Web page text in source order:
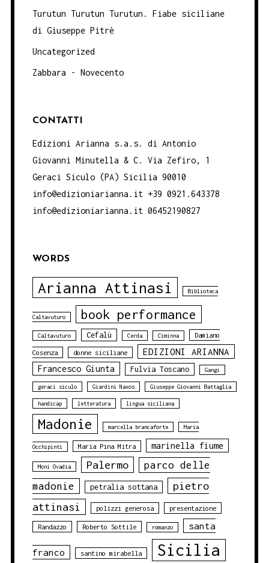
Turutun Turutun Turutun. Fiabe siciliane
di Giuseppe Pitrè
Uncategorized
Zabbara - Novecento
CONTATTI
Edizioni Arianna s.a.s. di Antonio
Giovanni Minutella & C. Via Zefiro, 1
Geraci Siculo (PA) Sicilia 90010
info@edizioniarianna.it +39 0921.643378
info@edizioniarianna.it 06452190827
WORDS
Arianna Attinasi Biblioteca
Caltavuturo book performance
Caltavuturo Cefalù Cerda Ciminna Damiano
Cosenza donne siciliane EDIZIONI ARIANNA
Francesco Giunta Fulvia Toscano Gangi
geraci siculo Giardini Naxos Giuseppe Giovanni Battaglia
handicap letteratura lingua siciliana
Madonie marcella brancaforte Maria
Occhipinti Maria Pina Mitra marinella fiume
Moni Ovadia Palermo
parco delle
madonie
petralia sottana
pietro
attinasi
polizzi generosa presentazione
Randazzo Roberto Sottile romanzo santa
franco santino mirabella Sicilia